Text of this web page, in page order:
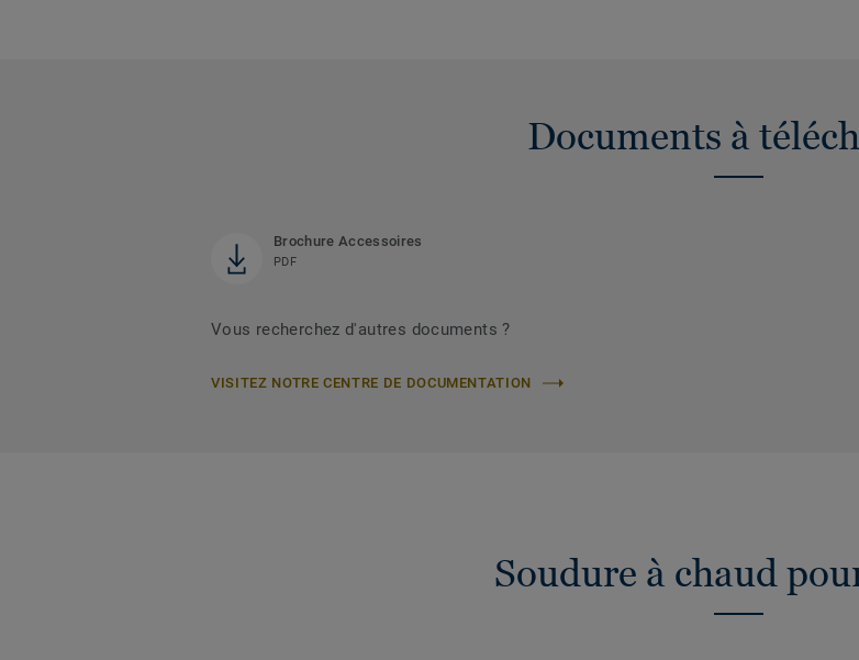
Documents à
Brochure Accessoires
PDF
Vous recherchez d'autres documents ?
VISITEZ NOTRE CENTRE DE DOCUMENTATION
Soudure à chaud